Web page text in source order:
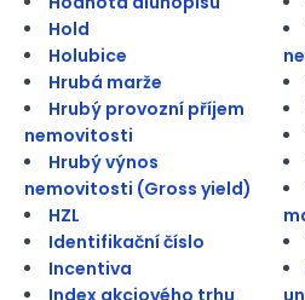
Hold
Holubice
Hrubá marže
Hrubý provozní příjem
nemovitosti
Hrubý výnos
nemovitosti (Gross yield)
HZL
Identifikační číslo
Incentiva
Index akciového trhu